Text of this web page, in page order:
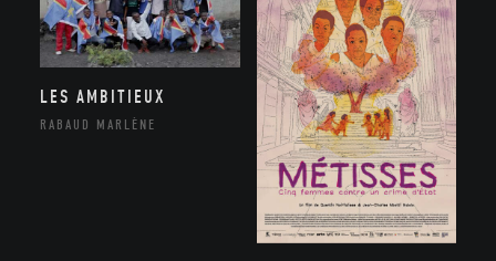
LES AMBITIEUX
RABAUD MARLÈNE